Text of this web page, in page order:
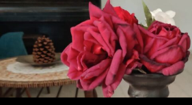
Skip
content